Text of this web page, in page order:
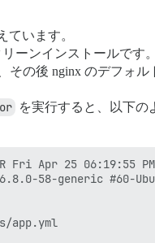
ています。
ーンインストールです。
その後 nginx のデフォル
を実行すると、以下の
Fri Apr 25 06:19:55
58-generic #60-
app.yml